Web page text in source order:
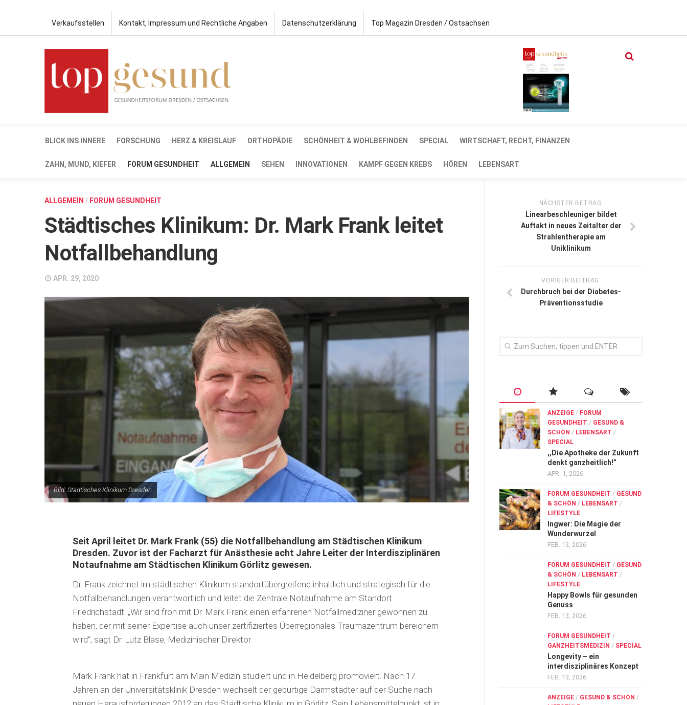
Verkaufsstellen Kontakt, Impressum und Rechtliche Angaben Datenschutzerklärung Top Magazin Dresden / Ostsachsen
BLICK INS INNERE FORSCHUNG HERZ & KREISLAUF ORTHOPÄDIE SCHÖNHEIT & WOHLBEFINDEN SPECIAL WIRTSCHAFT, RECHT, FINANZEN
ZAHN, MUND, KIEFER FORUM GESUNDHEIT ALLGEMEIN SEHEN INNOVATIONEN KAMPF GEGEN KREBS HÖREN LEBENSART
ALLGEMEIN / FORUM GESUNDHEIT
Städtisches Klinikum: Dr. Mark Frank leitet
Notfallbehandlung
APR. 29, 2020
Bild: Städtisches Klinikum Dresden
Seit April leitet Dr. Mark Frank (55) die Notfallbehandlung am Städtischen Klinikum
Dresden. Zuvor ist der Facharzt für Anästhesie acht Jahre Leiter der Interdisziplinären
Notaufnahme am Städtischen Klinikum Görlitz gewesen.
Dr. Frank zeichnet im städtischen Klinikum standortübergreifend inhaltlich und strategisch für die
Notfallbehandlungen verantwortlich und leitet die Zentrale Notaufnahme am Standort
Friedrichstadt. „Wir sind froh mit Dr. Mark Frank einen erfahrenen Notfallmediziner gewonnen zu
haben, der mit seiner Expertise auch unser zertifiziertes Überregionales Traumazentrum bereichern
wird“, sagt Dr. Lutz Blase, Medizinischer Direktor.
Mark Frank hat in Frankfurt am Main Medizin studiert und in Heidelberg promoviert. Nach 17
Jahren an der Universitätsklinik Dresden wechselt der gebürtige Darmstädter auf der Suche nach
NÄCHSTER BETRAG:
Linearbeschleuniger bildet
Auftakt in neues Zeitalter der
Strahlentherapie am
Uniklinikum
VORIGER BEITRAG:
Durchbruch bei der Diabetes-
Präventionsstudie
ANZEIGE / FORUM
GESUNDHEIT / GESUND &
SCHÖN / LEBENSART /
SPECIAL
,,Die Apotheke der Zukunft
denkt ganzheitlich!”
APR. 1, 2026
FORUM GESUNDHEIT / GESUND
& SCHÖN / LEBENSART /
LIFESTYLE
Ingwer: Die Magie der
Wunderwurzel
FEB. 13, 2026
FORUM GESUNDHEIT / GESUND
& SCHÖN / LEBENSART /
LIFESTYLE
Happy Bowls für gesunden
Genuss
FEB. 13, 2026
FORUM GESUNDHEIT /
GANZHEITSMEDIZIN / SPECIAL
Longevity – ein
interdisziplinäres Konzept
FEB. 13, 2026
ANZEIGE / GESUND & SCHÖN /